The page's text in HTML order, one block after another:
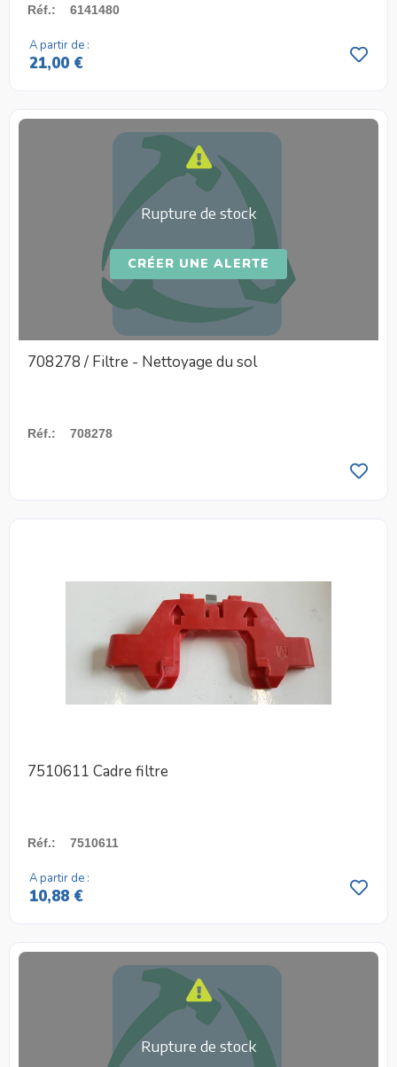
Réf.: 6141480
A partir de :
21,00 €
Rupture de stock
CRÉER UNE ALERTE
708278 / Filtre - Nettoyage du sol
Réf.: 708278
7510611 Cadre filtre
Réf.: 7510611
A partir de :
10,88 €
Rupture de stock